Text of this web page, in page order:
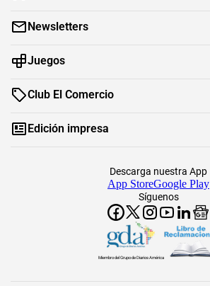
Newsletters
Juegos
Club El Comercio
Edición impresa
Síguenos
Descarga nuestra App
App StoreGoogle Play
Miembro del Grupo de Diarios América